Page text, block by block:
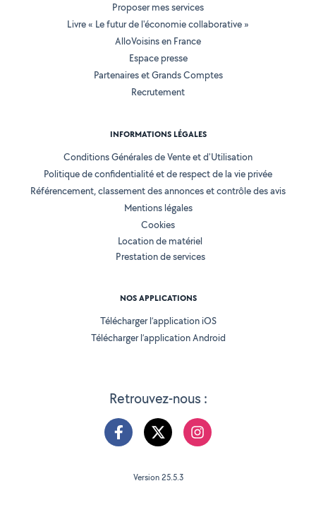
Retrouvez-nous :
Proposer mes services
Livre « Le futur de l'économie collaborative »
AlloVoisins en France
Espace presse
Partenaires et Grands Comptes
Recrutement
INFORMATIONS LÉGALES
Conditions Générales de Vente et d'Utilisation
Politique de confidentialité et de respect de la vie privée
Référencement, classement des annonces et contrôle des avis
Mentions légales
Cookies
Location de matériel
Prestation de services
NOS APPLICATIONS
Télécharger l’application iOS
Télécharger l’application Android
Version 25.5.3